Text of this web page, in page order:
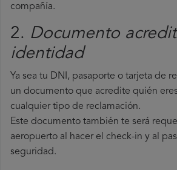
compañía.
2. Documento
identidad
Ya sea tu DNI, pasaporte o tarjeta de
un documento que acredite quién
cualquier tipo de reclamación.
Este documento también te será
aeropuerto al hacer el check-in y al
seguridad.